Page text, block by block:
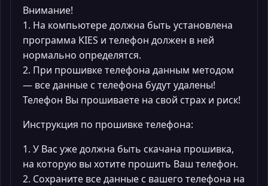
Внимание!
1. На компьютере должна быть установлена
программа KIES и телефон должен в ней
нормально определятся.
2. При прошивке телефона данным методом
— все данные с телефона будут удалены!
Телефон Вы прошиваете на свой страх и риск!
Инструкция по прошивке телефона:
1. У Вас уже должна быть скачана прошивка,
на которую вы хотите прошить Ваш телефон.
2. Сохраните все данные с вашего телефона на